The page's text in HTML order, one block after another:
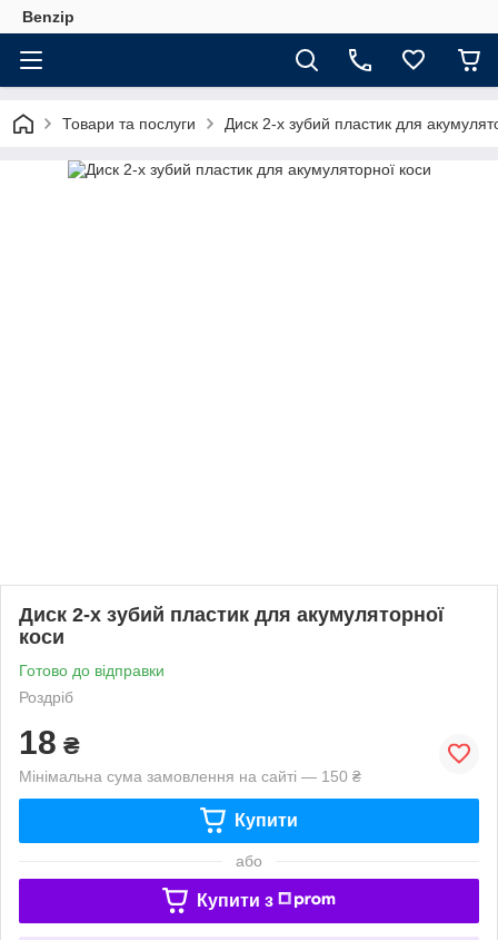
Benzip
Товари та послуги Диск 2-х зубий пластик для
Диск 2-х зубий пластик для акумуляторної
коси
Готово до відправки
Роздріб
18 ₴
Мінімальна сума замовлення на сайті — 150 ₴
Купити
або
Купити з